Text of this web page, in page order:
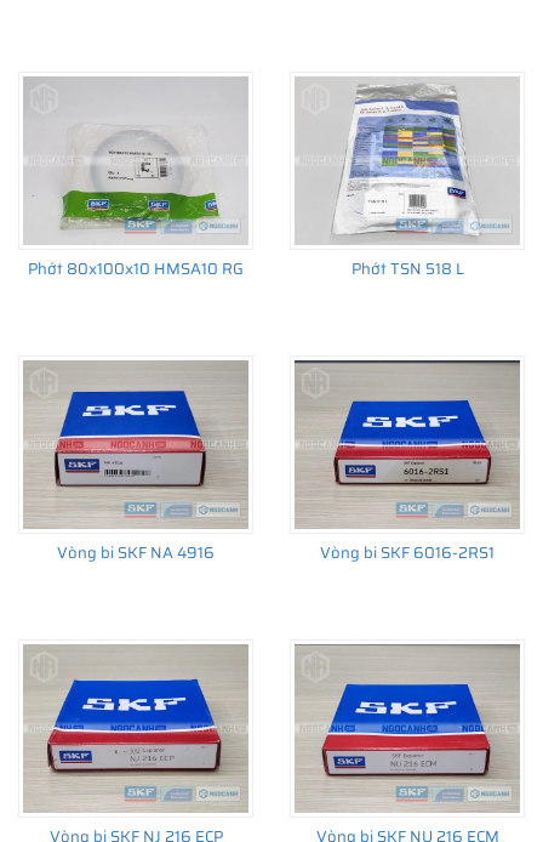
Phớt 80x100x10 HMSA10 RG Phớt TSN 518 L
Vòng bi SKF NA 4916 Vòng bi SKF 6016-2RS1
Vòng bi SKF NJ 216 ECP Vòng bi SKF NU 216 ECM